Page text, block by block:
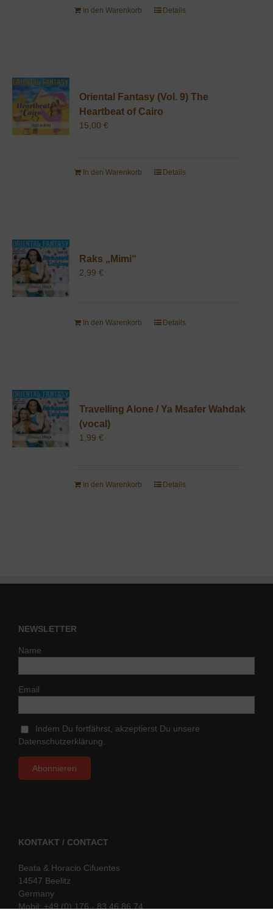
In den Warenkorb Details
Oriental Fantasy (Vol. 9) The
Heartbeat of Cairo
15,00 €
In den Warenkorb Details
Raks „Mimi“
2,99 €
In den Warenkorb Details
Travelling Alone / Ya Msafer Wahdak
(vocal)
1,99 €
In den Warenkorb Details
NEWSLETTER
Name
Email
Indem Du fortfährst, akzeptierst Du unsere
Datenschutzerklärung.
KONTAKT / CONTACT
Beata & Horacio Cifuentes
14547 Beelitz
Germany
Mobil: +49 (0) 176 - 83 46 86 74